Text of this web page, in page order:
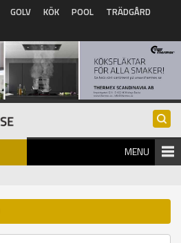
GOLV KÖK POOL
TRÄDGÅRD
MENU